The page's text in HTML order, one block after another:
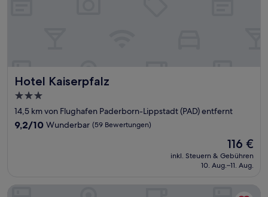
Hotel Kaiserpfalz
Hotel Kaiserpfalz
3.0-
Sterne-
Unterkunft
14,5 km von Flughafen Paderborn-Lippstadt (PAD) entfernt
9.2
9,2/10 Wunderbar (59 Bewertungen)
Der
Preis
beträgt
116 €
inkl. Steuern & Gebühren
10. Aug.–11. Aug.
Landhaus Jaegerkrug